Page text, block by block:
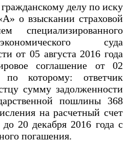
делу по иску
о взыскании страховой
специализированного
суда
от 05 августа 2016 года
соглашение от 02
по которому: ответчик
сумму задолженности
пошлины 368
на расчетный счет
20 декабря 2016 года с
погашения.